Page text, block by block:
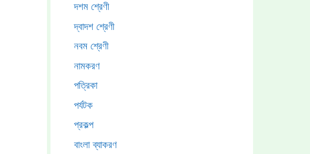
দশম শ্রেণী
দ্বাদশ শ্রেণী
নবম শ্রেণী
নামকরণ
পত্রিকা
পর্যটক
প্রকল্প
বাংলা ব্যাকরণ